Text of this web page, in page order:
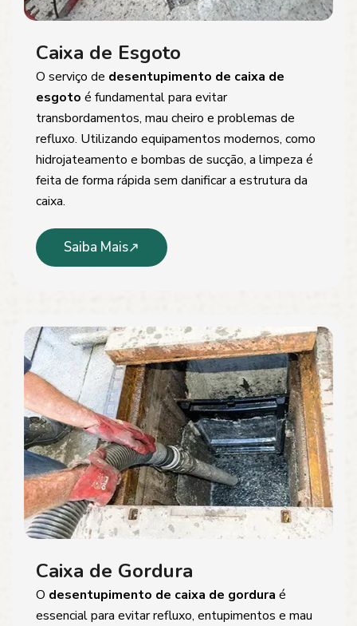
Caixa de Esgoto
O serviço de desentupimento de caixa de
esgoto é fundamental para evitar
transbordamentos, mau cheiro e problemas de
refluxo. Utilizando equipamentos modernos, como
hidrojateamento e bombas de sucção, a limpeza é
feita de forma rápida sem danificar a estrutura da
caixa.
Saiba Mais
Caixa de Gordura
O desentupimento de caixa de gordura é
essencial para evitar refluxo, entupimentos e mau